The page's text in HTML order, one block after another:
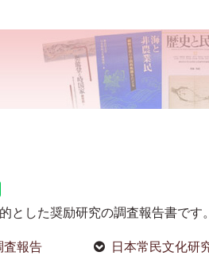
とした奨励研究の調査報告書です。
査報告 日本常民文化研